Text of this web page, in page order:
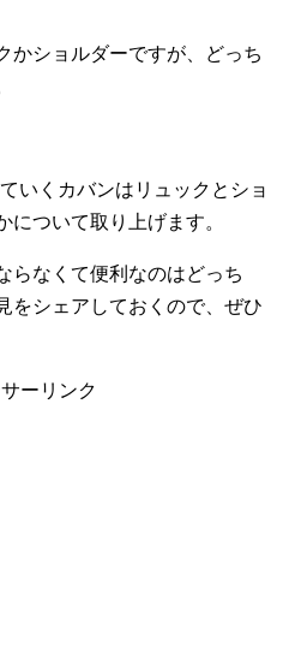
かショルダーですが、どっち
いくカバンはリュックとショ
について取り上げます。
らなくて便利なのはどっち
をシェアしておくので、ぜひ
ーリンク